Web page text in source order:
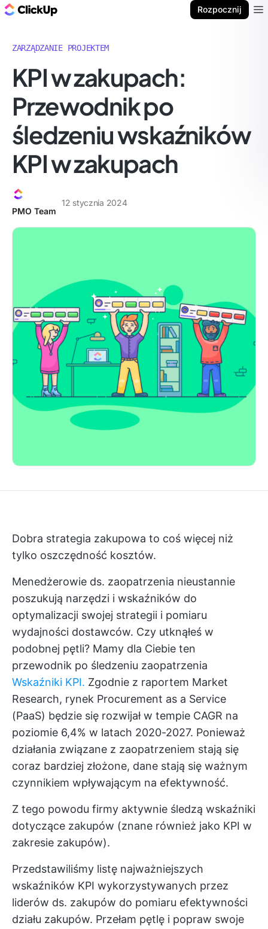
Rozpocznij
ZARZĄDZANIE PROJEKTEM
KPI w zakupach:
Przewodnik po
śledzeniu wskaźników
KPI w zakupach
PMO Team
12 stycznia 2024
Dobra strategia zakupowa to coś więcej niż
tylko oszczędność kosztów.
Menedżerowie ds. zaopatrzenia nieustannie
poszukują narzędzi i wskaźników do
optymalizacji swojej strategii i pomiaru
wydajności dostawców. Czy utknąłeś w
podobnej pętli? Mamy dla Ciebie ten
przewodnik po śledzeniu zaopatrzenia
Wskaźniki KPI. Zgodnie z raportem Market
Research, rynek Procurement as a Service
(PaaS) będzie się rozwijał w tempie CAGR na
poziomie 6,4% w latach 2020-2027. Ponieważ
działania związane z zaopatrzeniem stają się
coraz bardziej złożone, dane stają się ważnym
czynnikiem wpływającym na efektywność.
Z tego powodu firmy aktywnie śledzą wskaźniki
dotyczące zakupów (znane również jako KPI w
zakresie zakupów).
Przedstawiliśmy listę najważniejszych
wskaźników KPI wykorzystywanych przez
liderów ds. zakupów do pomiaru efektywności
działu zakupów. Przełam pętlę i popraw swoje